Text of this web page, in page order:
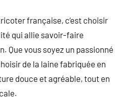
française, c’est choisir
qui allie savoir-faire
Que vous soyez un passionné
de la laine fabriquée en
douce et agréable, tout en